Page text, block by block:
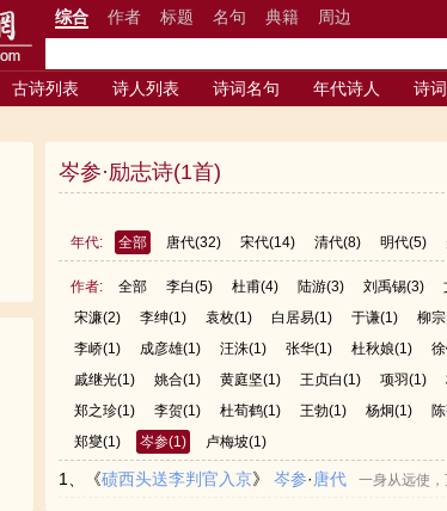
综合 作者 标题 名句 典籍 周边
古诗列表 诗人列表 诗词名句 年代诗人 诗
岑参·励志诗(1首)
年代: 全部 唐代(32) 宋代(14) 清代(8) 明代(5)
作者: 全部 李白(5) 杜甫(4) 陆游(3) 刘禹锡(3)
宋濂(2) 李绅(1) 袁枚(1) 白居易(1) 于谦(1) 柳
李峤(1) 成彦雄(1) 汪洙(1) 张华(1) 杜秋娘(1)
戚继光(1) 姚合(1) 黄庭坚(1) 王贞白(1) 项羽(1)
郑之珍(1) 李贺(1) 杜荀鹤(1) 王勃(1) 杨炯(1)
郑燮(1) 岑参(1) 卢梅坡(1)
1、《碛西头送李判官入京》岑参· 唐代 一身从远使